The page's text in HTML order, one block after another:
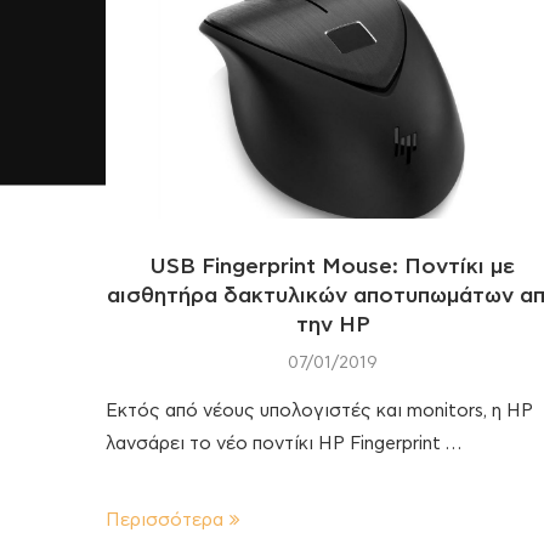
USB Fingerprint Mouse: Ποντίκι με
αισθητήρα δακτυλικών αποτυπωμάτων
την HP
07/01/2019
Εκτός από νέους υπολογιστές και monitors, η HP
λανσάρει το νέο ποντίκι HP Fingerprint …
Περισσότερα